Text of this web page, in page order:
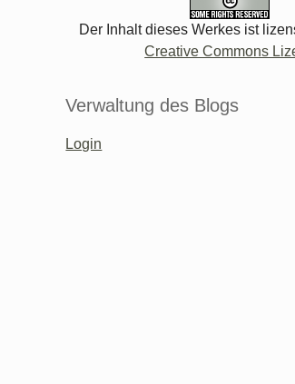
Der Inhalt dieses Werkes ist
Creative Commons
Verwaltung des Blogs
Login